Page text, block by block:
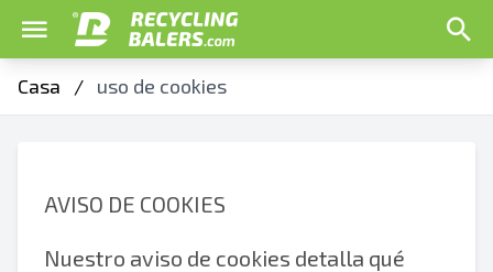
Casa / uso de cookies
AVISO DE COOKIES
Nuestro aviso de cookies detalla qué